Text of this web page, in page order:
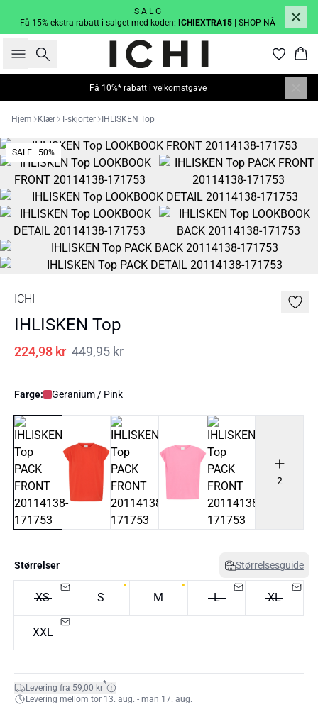
S A L G
Få 15% ekstra rabatt i salget med koden: ICHIEXTRA15 | SHOP NÅ
Søk
Få 10%* rabatt i velkomstgave
Hjem Klær T-skjorter IHLISKEN Top
SALE | 50%
ICHI
IHLISKEN Top
224,98 kr 449,95 kr
Farge: Geranium / Pink
2
Størrelser Størrelsesguide
XS S M L XL
XXL
Levering fra 59,00 kr*
Levering mellom tor 13. aug. - man 17. aug.